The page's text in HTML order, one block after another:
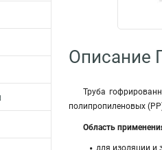
Описание
Труба
полипропиленовых
Область
для изоляции и